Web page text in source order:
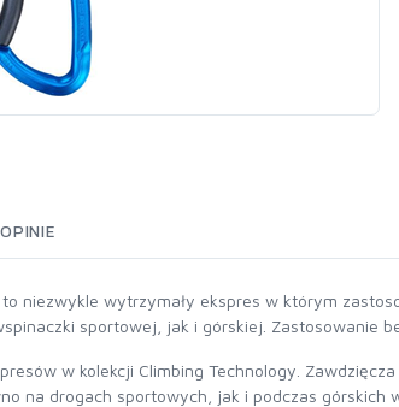
OPINIE
niezwykle wytrzymały ekspres w którym
sportowej, jak i górskiej. Zastosowanie
w kolekcji Climbing Technology.
na drogach sportowych, jak i podczas górskich